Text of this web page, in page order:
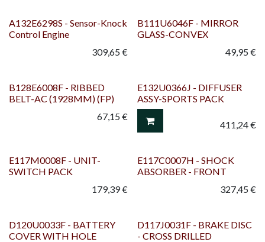
A132E6298S - Sensor-Knock
Control Engine
309,65€
B111U6046F - MIRROR
GLASS-CONVEX
49,95€
B128E6008F - RIBBED
BELT-AC (1928MM) (FP)
67,15€
E132U0366J - DIFFUSER
ASSY-SPORTS PACK
411,24€
E117M0008F - UNIT-
SWITCH PACK
179,39€
E117C0007H - SHOCK
ABSORBER - FRONT
327,45€
D120U0033F - BATTERY
COVER WITH HOLE
D117J0031F - BRAKE DISC
- CROSS DRILLED